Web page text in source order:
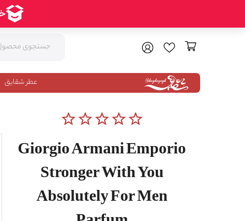
عطر شقایق
star_borderstar_borderstar_borderstar_borderstar_border
Giorgio Armani Emporio
Stronger With You
Absolutely For Men